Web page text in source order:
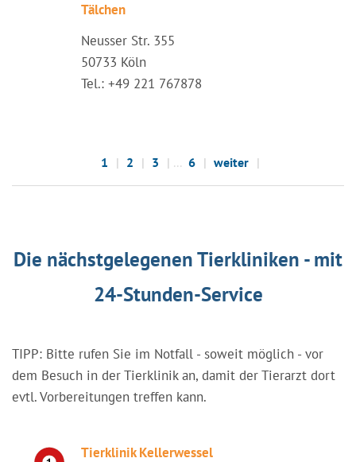
Tälchen
Neusser Str. 355
50733 Köln
Tel.: +49 221 767878
1 2 3 ... 6 weiter
Die nächstgelegenen Tierkliniken - mit
24-Stunden-Service
TIPP: Bitte rufen Sie im Notfall - soweit möglich - vor
dem Besuch in der Tierklinik an, damit der Tierarzt dort
evtl. Vorbereitungen treffen kann.
Tierklinik Kellerwessel